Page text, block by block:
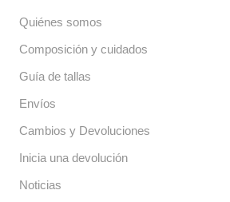
Quiénes somos
Composición y cuidados
Guía de tallas
Envíos
Cambios y Devoluciones
Inicia una devolución
Noticias